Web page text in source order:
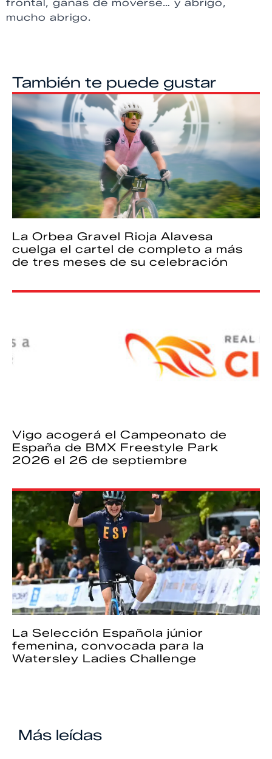
frontal, ganas de moverse… y abrigo,
mucho abrigo.
También te puede gustar
La Orbea Gravel Rioja Alavesa
cuelga el cartel de completo a más
de tres meses de su celebración
Vigo acogerá el Campeonato de
España de BMX Freestyle Park
2026 el 26 de septiembre
La Selección Española júnior
femenina, convocada para la
Watersley Ladies Challenge
Más leídas